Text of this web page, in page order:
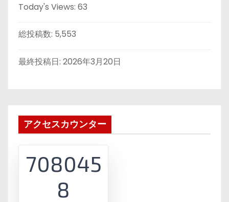
Today's Views: 63
総投稿数: 5,553
最終投稿日: 2026年3月20日
アクセスカウンター
708045
8